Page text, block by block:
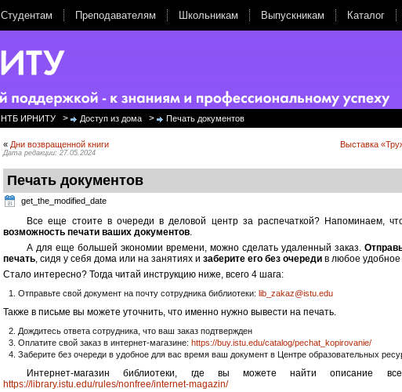
Студентам Преподавателям Школьникам Выпускникам Каталог
НТБ ИРНИТУ > Доступ из дома > Печать документов
« Дни возвращенной книги Выставка
Дата редакции: 27.05.2024
Печать документов
get_the_modified_date
Все еще стоите в очереди в деловой центр за распечаткой? Напоминаем,
возможность печати ваших документов.
А для еще большей экономии времени, можно сделать удаленный заказ.
печать, сидя у себя дома или на занятиях и заберите его без очереди в любое
Стало интересно? Тогда читай инструкцию ниже, всего 4 шага:
Отправьте свой документ на почту сотрудника библиотеки: lib_zakaz@istu.edu
Также в письме вы можете уточнить, что именно нужно вывести на печать.
Дождитесь ответа сотрудника, что ваш заказ подтвержден
Оплатите свой заказ в интернет-магазине: https://buy.istu.edu/catalog/pechat_kopirovanie/
Заберите без очереди в удобное для вас время ваш документ в Центре образовательных
Интернет-магазин библиотеки, где вы можете найти описание
https://library.istu.edu/rules/nonfree/internet-magazin/